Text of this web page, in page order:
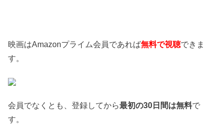
映画はAmazonプライム会員であれば無料で視聴できま
す。
会員でなくとも、登録してから最初の30日間は無料で
す。